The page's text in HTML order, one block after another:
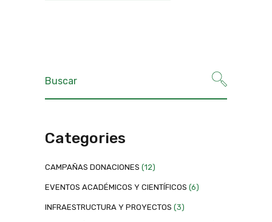
Categories
CAMPAÑAS DONACIONES (12)
EVENTOS ACADÉMICOS Y CIENTÍFICOS (6)
INFRAESTRUCTURA Y PROYECTOS (3)